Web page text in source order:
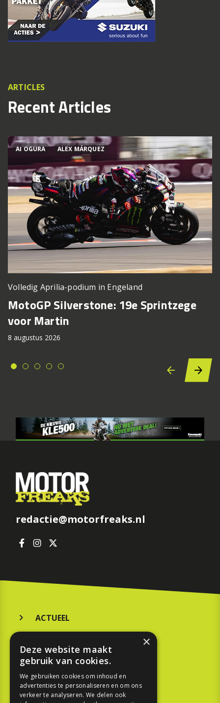
ARTICLES
Recent Articles
AI OGURA ALEX MÁRQUEZ
Volledig Aprilia-podium in Engeland
MotoGP Silverstone: 19e Sprintzege
voor Martin
8 augustus 2026
redactie@motorfreaks.nl
ACTUEEL
KOOPGIDS
TESTEN
×
Deze website maakt
gebruik van cookies.
We gebruiken cookies om inhoud en
advertenties te personaliseren en om ons
verkeer te analyseren. We delen ook